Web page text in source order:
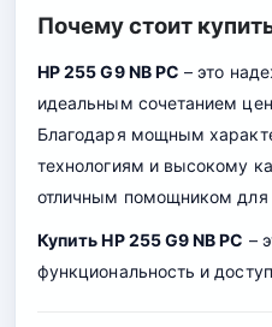
Почему стоит
HP 255 G9 NB PC – это
идеальным сочетанием
Благодаря мощным
технологиям и высокому
отличным помощником для
Купить HP 255 G9 NB PC –
функциональность и